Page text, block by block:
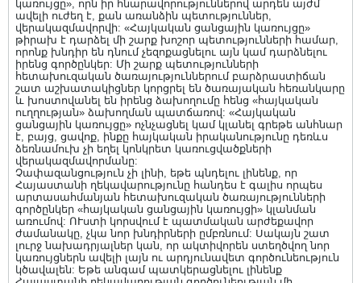
կառույցը», որն իր հնարավորություններով արդեն այժմ
ավելի ուժեղ է, քան առանձին պետություններ,
վերակազմավորվի: «Հայկական ցանցային կառույցը»
թիրախ է դարձել մի շարք խոշոր պետությունների համար,
որոնք խնդիր են դնում չեզոքացնելու այն կամ դարձնելու
իրենց գործընկեր: Մի շարք պետությունների
հետախուզական ծառայություններում բարձրաստիճան
շատ աշխատակիցներ կորցրել են ծառայական հեռանկարը
և խոստովանել են իրենց ձախողումը հենց «հայկական
ուղղության» ձախողման պատճառով: «Հայկական
ցանցային կառույցը» ոչնչացնել կամ կլանել գրեթե անհնար
է, բայց, ցավոք, ինքը հայկական իրականությունը դեռևս
ձեռնամուխ չի եղել կոնկրետ կառուցվածքների
վերակազմավորմանը:
Չափազանցություն չի լինի, եթե պնդելու լինենք, որ
Հայաստանի ղեկավարությունը հանդես է գալիս որպես
արտասահմանյան հետախուզական ծառայությունների
գործընկեր «հայկական ցանցային կառույցի» կլանման
առումով: ՈՒստի կորսվում է պատմական արժեքավոր
ժամանակը, չկա նոր խնդիրների ըմբռնում: Սակայն շատ
լուրջ նախադրյալներ կան, որ ակտիվորեն ստեղծվող նոր
կառույցներն ավելի լայն ու արդյունավետ գործունեություն
կծավալեն: Եթե անգամ պատկերացնելու լինենք